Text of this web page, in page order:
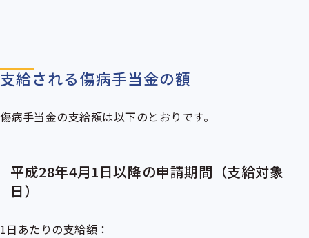
支給される傷病手当金の額
傷病手当金の支給額は以下のとおりです。
平成28年4月1日以降の申請期間（支給対象
日）
1日あたりの支給額：